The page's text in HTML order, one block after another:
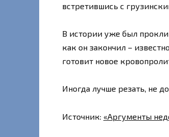
встретившись с
В истории уже был
как он закончил –
готовит новое
Иногда лучше резать, не
Источник: «Аргументы